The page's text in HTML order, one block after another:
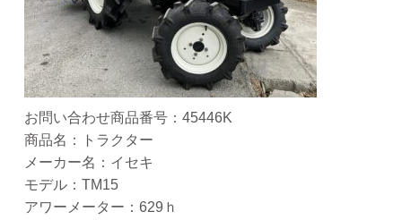
お問い合わせ商品番号：45446K
商品名：トラクター
メーカー名：イセキ
モデル：TM15
アワーメーター：629ｈ